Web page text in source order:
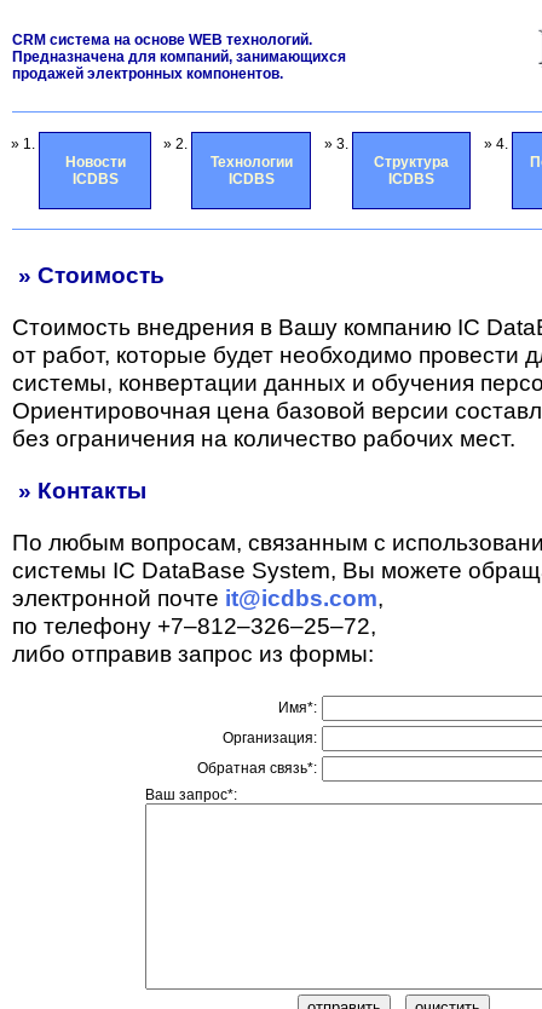
CRM система на основе WEB технологий.
Предназначена для компаний, занимающихся
продажей электронных компонентов.
» 1.
Новости
ICDBS
» 2.
Технологии
ICDBS
» 3.
Структура
ICDBS
» 4.
» Стоимость
Стоимость внедрения в Вашу компанию IC
от работ, которые будет необходимо провести
системы, конвертации данных и обучения
Ориентировочная цена базовой версии
без ограничения на количество рабочих мест.
» Контакты
По любым вопросам, связанным с
системы IC DataBase System, Вы можете
электронной почте it@icdbs.com,
по телефону +7–812–326–25–72,
либо отправив запрос из формы:
Имя*:
Организация:
Обратная связь*:
Ваш запрос*: